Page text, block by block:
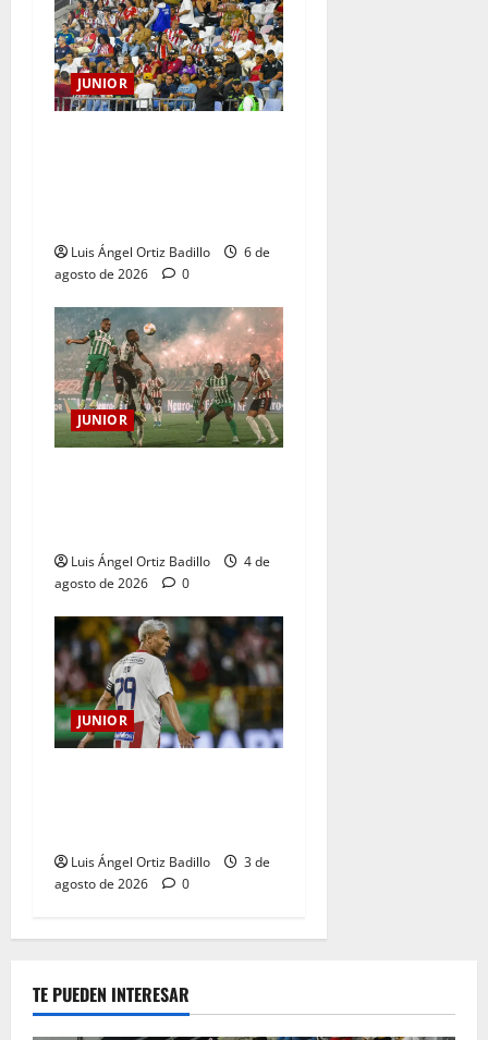
JUNIOR
Luis Ángel Ortiz Badillo
6 de
agosto de 2026
0
JUNIOR
Luis Ángel Ortiz Badillo
4 de
agosto de 2026
0
JUNIOR
Luis Ángel Ortiz Badillo
3 de
agosto de 2026
0
TE PUEDEN INTERESAR